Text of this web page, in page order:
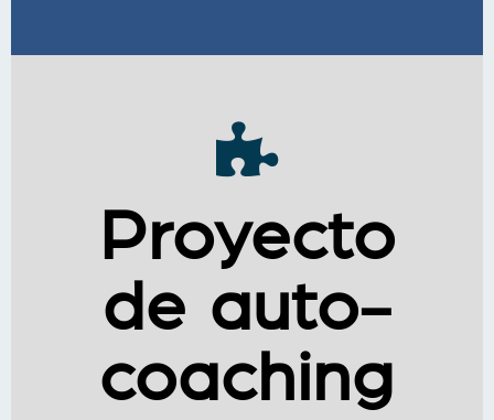
Proyecto
de auto-
coaching